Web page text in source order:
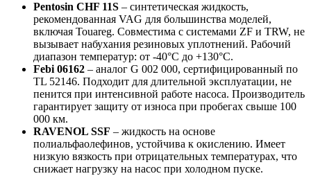
Pentosin CHF 11S – синтетическая жидкость,
рекомендованная VAG для большинства моделей,
включая Touareg. Совместима с системами ZF и TRW, не
вызывает набухания резиновых уплотнений. Рабочий
диапазон температур: от -40°C до +130°C.
Febi 06162 – аналог G 002 000, сертифицированный по
TL 52146. Подходит для длительной эксплуатации, не
пенится при интенсивной работе насоса. Производитель
гарантирует защиту от износа при пробегах свыше 100
000 км.
RAVENOL SSF – жидкость на основе
полиальфаолефинов, устойчива к окислению. Имеет
низкую вязкость при отрицательных температурах, что
снижает нагрузку на насос при холодном пуске.